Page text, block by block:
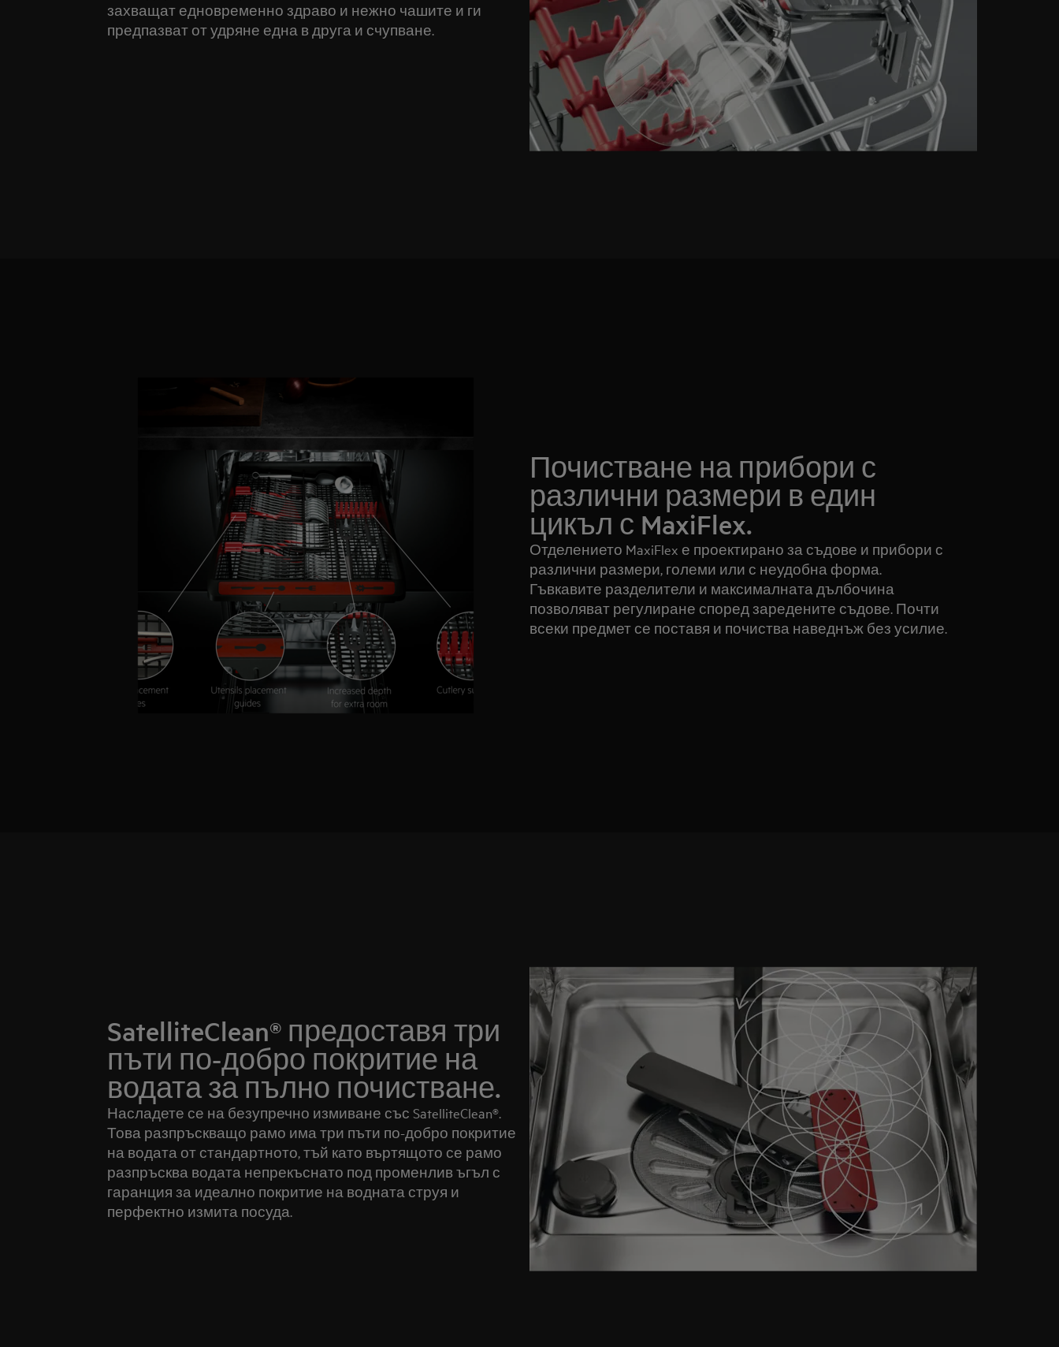
захващат едновременно здраво и нежно чашите и ги
предпазват от удряне една в друга и счупване.
Почистване на прибори с
различни размери в един
цикъл с MaxiFlex.
Отделението MaxiFlex е проектирано за съдове и прибори с
различни размери, големи или с неудобна форма.
Гъвкавите разделители и максималната дълбочина
позволяват регулиране според заредените съдове. Почти
всеки предмет се поставя и почиства наведнъж без усилие.
SatelliteClean® предоставя три
пъти по-добро покритие на
водата за пълно почистване.
Насладете се на безупречно измиване със SatelliteClean®.
Това разпръскващо рамо има три пъти по-добро покритие
на водата от стандартното, тъй като въртящото се рамо
разпръсква водата непрекъснато под променлив ъгъл с
гаранция за идеално покритие на водната струя и
перфектно измита посуда.